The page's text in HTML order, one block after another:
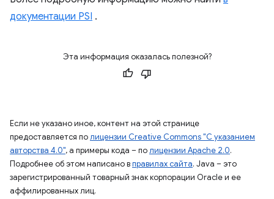
документации PSI .
Эта информация оказалась полезной?
Если не указано иное, контент на этой странице
предоставляется полицензии Creative Commons "С указанием
авторства 4.0", а примеры кода – полицензии Apache 2.0.
Подробнее об этом написано вправилах сайта. Java – это
зарегистрированный товарный знак корпорации Oracle и ее
аффилированных лиц.